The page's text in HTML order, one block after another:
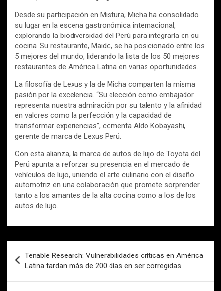
Desde su participación en Mistura, Micha ha consolidado
su lugar en la escena gastronómica internacional,
explorando la biodiversidad del Perú para integrarla en su
cocina. Su restaurante, Maido, se ha posicionado entre los
5 mejores del mundo, liderando la lista de los 50 mejores
restaurantes de América Latina en varias oportunidades.
La filosofía de Lexus y la de Micha comparten la misma
pasión por la excelencia. “Su elección como embajador
representa nuestra admiración por su talento y la afinidad
en valores como la perfección y la capacidad de
transformar experiencias”, comenta Aldo Kobayashi,
gerente de marca de Lexus Perú.
Con esta alianza, la marca de autos de lujo de Toyota del
Perú apunta a reforzar su presencia en el mercado de
vehículos de lujo, uniendo el arte culinario con el diseño
automotriz en una colaboración que promete sorprender
tanto a los amantes de la alta cocina como a los de los
autos de lujo.
de
entradas
Tenable Research: Vulnerabilidades críticas en América
Latina tardan más de 200 días en ser corregidas